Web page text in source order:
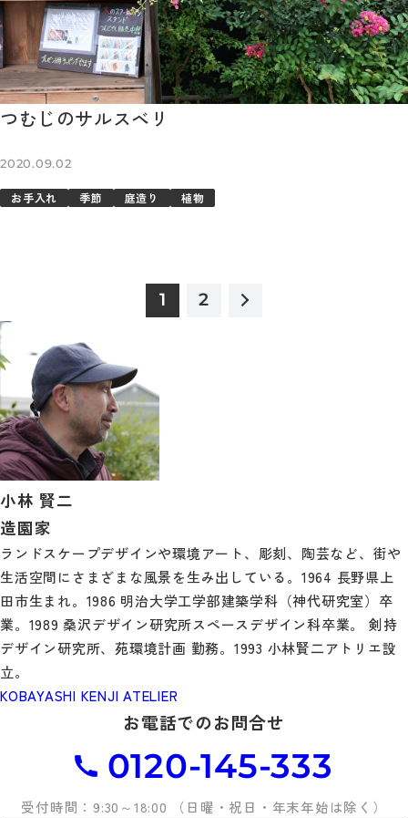
つむじのサルスベリ
2020.09.02
お手入れ 季節 庭造り 植物
1 2
小林 賢二
造園家
ランドスケープデザインや環境アート、彫刻、陶芸など、街や
生活空間にさまざまな風景を生み出している。1964 長野県上
田市生まれ。1986 明治大学工学部建築学科（神代研究室）卒
業。1989 桑沢デザイン研究所スペースデザイン科卒業。 剣持
デザイン研究所、苑環境計画 勤務。1993 小林賢二アトリエ設
立。
KOBAYASHI KENJI ATELIER
お電話でのお問合せ
0120-145-333
受付時間：9:30～18:00 （日曜・祝日・年末年始は除く）